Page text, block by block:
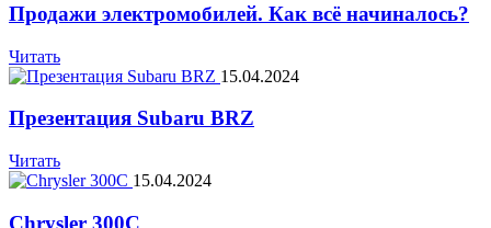
Продажи электромобилей. Как всё начиналось?
Читать
15.04.2024
Презентация Subaru BRZ
Читать
15.04.2024
Chrysler 300C